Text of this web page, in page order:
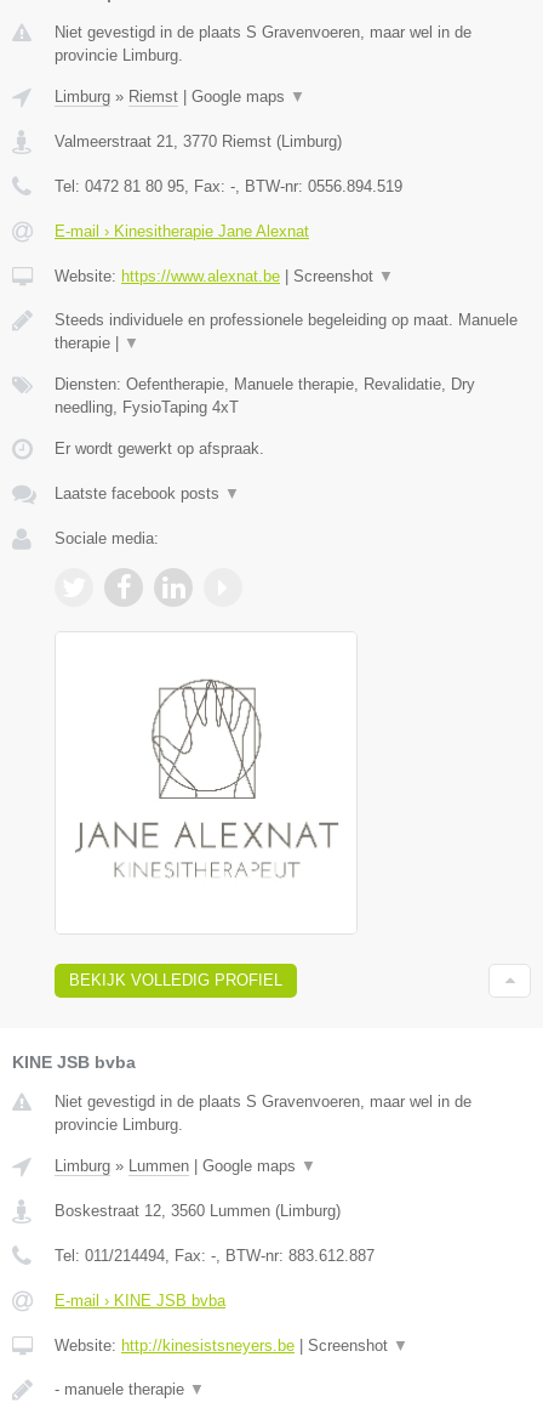
Niet gevestigd in de plaats S Gravenvoeren, maar wel in de
provincie Limburg.
Limburg » Riemst Google maps ▼
Valmeerstraat 21 3770 Riemst ( Limburg)
Tel: 0472 81 80 95 , Fax: - , BTW-nr: 0556.894.519
E-mail › Kinesitherapie Jane Alexnat
Website: https://www.alexnat.be Screenshot ▼
Steeds individuele en professionele begeleiding op maat. Manuele
therapie |
▼
Diensten: Oefentherapie, Manuele therapie, Revalidatie, Dry
needling, FysioTaping 4xT
Er wordt gewerkt op afspraak.
Laatste facebook posts ▼
Sociale media:
BEKIJK VOLLEDIG PROFIEL
KINE JSB bvba
Niet gevestigd in de plaats S Gravenvoeren, maar wel in de
provincie Limburg.
Limburg » Lummen Google maps ▼
Boskestraat 12 3560 Lummen ( Limburg)
Tel: 011/214494 , Fax: - , BTW-nr: 883.612.887
E-mail › KINE JSB bvba
Website: http://kinesistsneyers.be Screenshot ▼
- manuele therapie ▼